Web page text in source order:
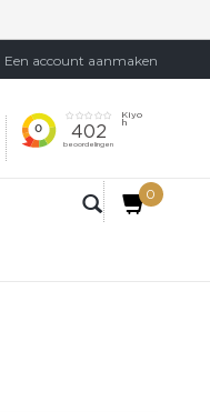
Een account aanmaken
0